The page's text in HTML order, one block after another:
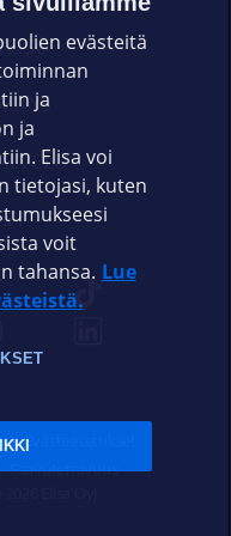
Evästeasetukset
Saavutettavuus
evästeitä
ja
ja
Elisa voi
tietojasi, kuten
voit
tahansa. Lue